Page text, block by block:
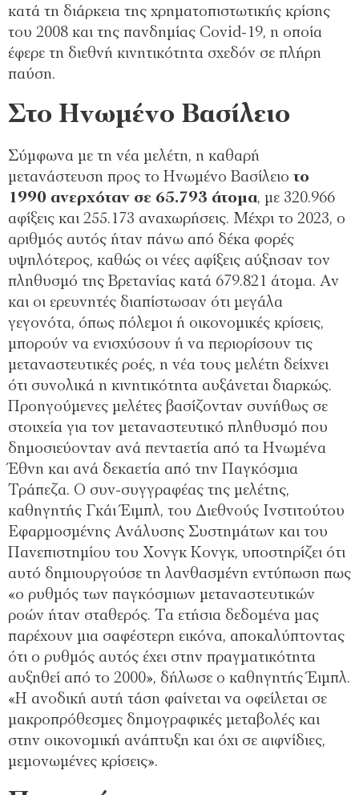
κατά τη διάρκεια της χρηματοπιστωτικής κρίσης
του 2008 και της πανδημίας Covid-19, η οποία
έφερε τη διεθνή κινητικότητα σχεδόν σε πλήρη
παύση.
Στο Ηνωμένο Βασίλειο
Σύμφωνα με τη νέα μελέτη, η καθαρή
μετανάστευση προς το Ηνωμένο Βασίλειο το
1990 ανερχόταν σε 65.793 άτομα, με 320.966
αφίξεις και 255.173 αναχωρήσεις. Μέχρι το 2023, ο
αριθμός αυτός ήταν πάνω από δέκα φορές
υψηλότερος, καθώς οι νέες αφίξεις αύξησαν τον
πληθυσμό της Βρετανίας κατά 679.821 άτομα. Αν
και οι ερευνητές διαπίστωσαν ότι μεγάλα
γεγονότα, όπως πόλεμοι ή οικονομικές κρίσεις,
μπορούν να ενισχύσουν ή να περιορίσουν τις
μεταναστευτικές ροές, η νέα τους μελέτη δείχνει
ότι συνολικά η κινητικότητα αυξάνεται διαρκώς.
Προηγούμενες μελέτες βασίζονταν συνήθως σε
στοιχεία για τον μεταναστευτικό πληθυσμό που
δημοσιεύονταν ανά πενταετία από τα Ηνωμένα
Έθνη και ανά δεκαετία από την Παγκόσμια
Τράπεζα. Ο συν-συγγραφέας της μελέτης,
καθηγητής Γκάι Έιμπλ, του Διεθνούς Ινστιτούτου
Εφαρμοσμένης Ανάλυσης Συστημάτων και του
Πανεπιστημίου του Χονγκ Κονγκ, υποστηρίζει ότι
αυτό δημιουργούσε τη λανθασμένη εντύπωση πως
«ο ρυθμός των παγκόσμιων μεταναστευτικών
ροών ήταν σταθερός. Τα ετήσια δεδομένα μας
παρέχουν μια σαφέστερη εικόνα, αποκαλύπτοντας
ότι ο ρυθμός αυτός έχει στην πραγματικότητα
αυξηθεί από το 2000», δήλωσε ο καθηγητής Έιμπλ.
«Η ανοδική αυτή τάση φαίνεται να οφείλεται σε
μακροπρόθεσμες δημογραφικές μεταβολές και
στην οικονομική ανάπτυξη και όχι σε αιφνίδιες,
μεμονωμένες κρίσεις».